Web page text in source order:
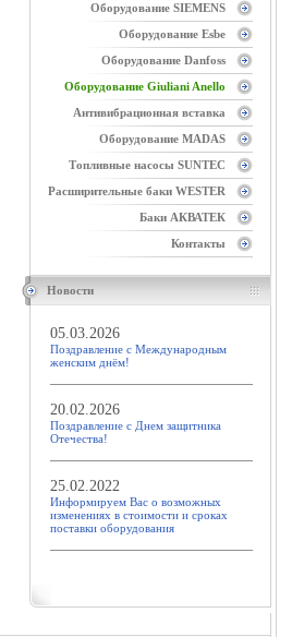
Оборудование SIEMENS
Оборудование Esbe
Оборудование Danfoss
Оборудование Giuliani Anello
Антивибрационная вставка
Оборудование MADAS
Топливные насосы SUNTEC
Расширительные баки WESTER
Баки АКВАТЕК
Контакты
Новости
05.03.2026
Поздравление с Международным
женским днём!
20.02.2026
Поздравление с Днем защитника
Отечества!
25.02.2022
Информируем Вас о возможных
изменениях в стоимости и сроках
поставки оборудования